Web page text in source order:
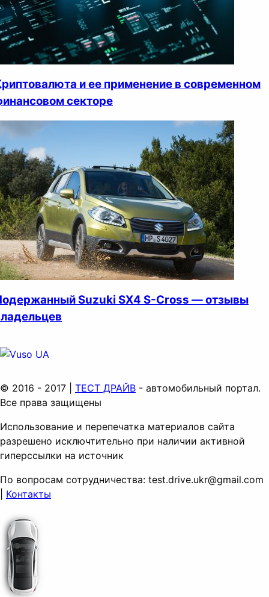
и ее применение в современном
секторе
Suzuki SX4 S-Cross — отзывы
© 2016 - 2017 | ТЕСТ ДРАЙВ - автомобильный портал.
Все права защищены
Использование и перепечатка материалов сайта
разрешено исключтительно при наличии активной
гиперссылки на источник
По вопросам сотрудничества: test.drive.ukr@gmail.com
Контакты